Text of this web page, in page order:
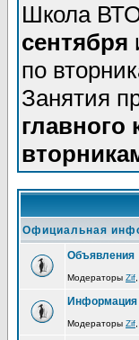
Школа
сентября
по
Занятия
Официальная
Объявления
Модераторы Zif
Информация
Модераторы Zif